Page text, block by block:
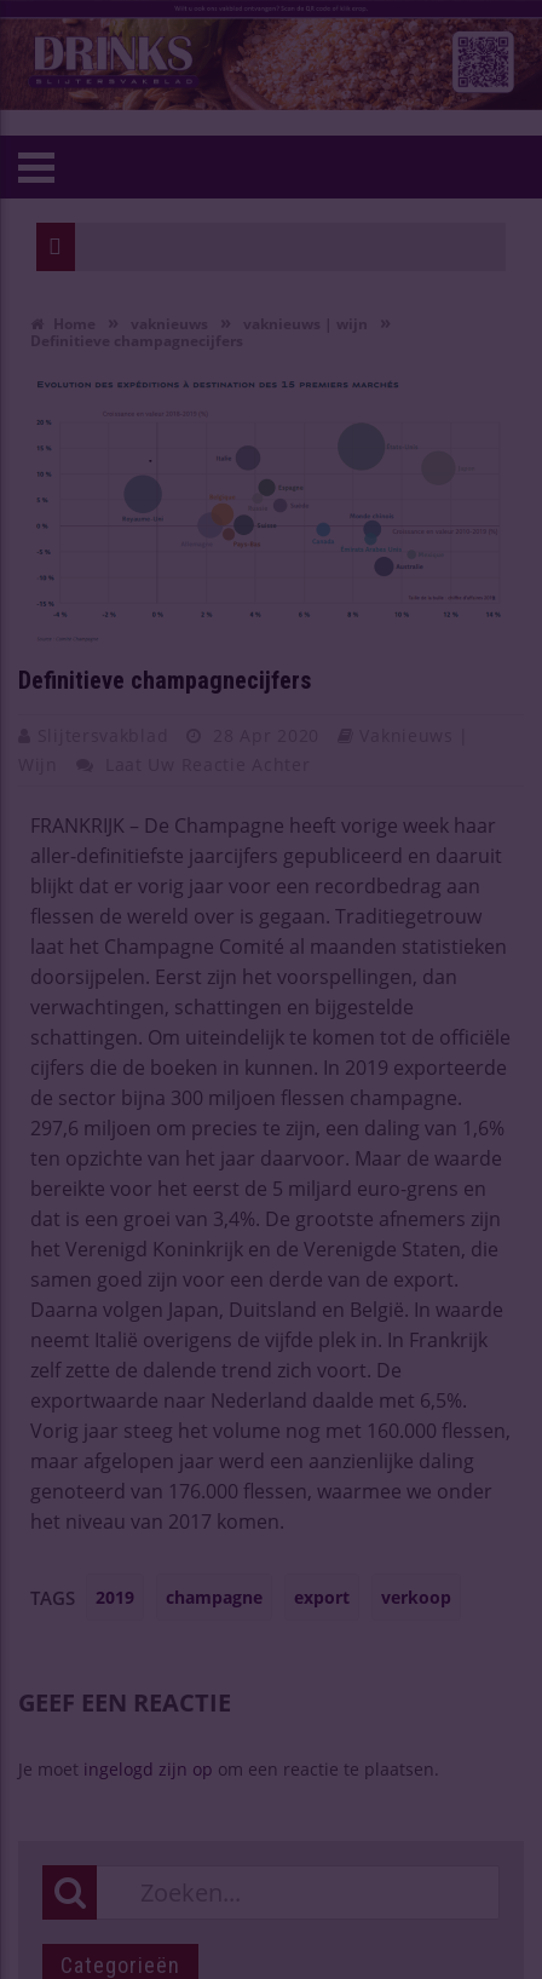
Definitieve champagnecijfers
FRANKRIJK – De Champagne heeft vorige week haar
aller-definitiefste jaarcijfers gepubliceerd en daaruit
blijkt dat er vorig jaar voor een recordbedrag aan
flessen de wereld over is gegaan. Traditiegetrouw
laat het Champagne Comité al maanden statistieken
doorsijpelen. Eerst zijn het voorspellingen, dan
verwachtingen, schattingen en bijgestelde
schattingen. Om uiteindelijk te komen tot de officiële
cijfers die de boeken in kunnen. In 2019 exporteerde
de sector bijna 300 miljoen flessen champagne.
297,6 miljoen om precies te zijn, een daling van 1,6%
ten opzichte van het jaar daarvoor. Maar de waarde
bereikte voor het eerst de 5 miljard euro-grens en
dat is een groei van 3,4%. De grootste afnemers zijn
het Verenigd Koninkrijk en de Verenigde Staten, die
samen goed zijn voor een derde van de export.
Daarna volgen Japan, Duitsland en België. In waarde
neemt Italië overigens de vijfde plek in. In Frankrijk
zelf zette de dalende trend zich voort. De
exportwaarde naar Nederland daalde met 6,5%.
Vorig jaar steeg het volume nog met 160.000 flessen,
maar afgelopen jaar werd een aanzienlijke daling
genoteerd van 176.000 flessen, waarmee we onder
het niveau van 2017 komen.
TAGS 2019 champagne export verkoop
GEEF EEN REACTIE
Je moet ingelogd zijn op om een reactie te plaatsen.
Categorieën